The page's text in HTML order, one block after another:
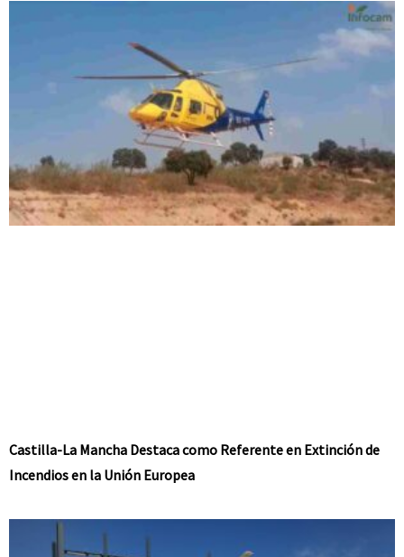
Castilla-La Mancha Destaca como Referente en Extinción de
Incendios en la Unión Europea